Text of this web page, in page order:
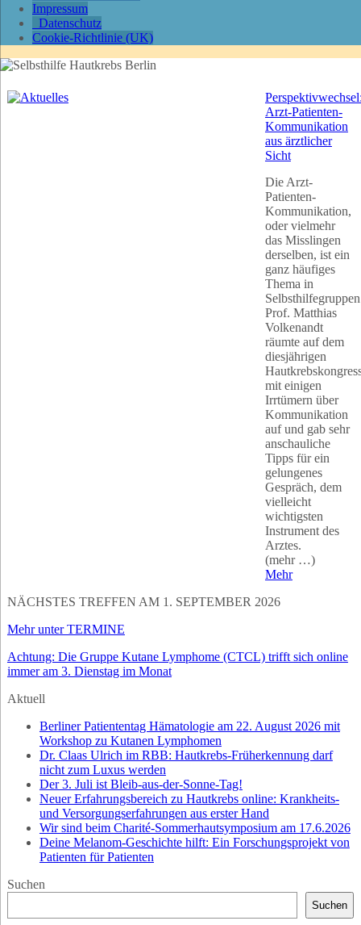
Impressum
Datenschutz
Cookie-Richtlinie (UK)
Arzt-Patienten-
Kommunikation
aus ärztlicher
Sicht
Die Arzt-
Patienten-
Kommunikation,
oder vielmehr
das Misslingen
derselben, ist ein
ganz häufiges
Thema in
Prof. Matthias
Volkenandt
räumte auf dem
diesjährigen
mit einigen
Irrtümern über
Kommunikation
auf und gab sehr
anschauliche
Tipps für ein
gelungenes
Gespräch, dem
vielleicht
wichtigsten
Instrument des
Arztes.
(mehr …)
Mehr
NÄCHSTES TREFFEN AM 1. SEPTEMBER 2026
Mehr unter TERMINE
Achtung: Die Gruppe Kutane Lymphome (CTCL) trifft sich online
immer am 3. Dienstag im Monat
Aktuell
Berliner Patiententag Hämatologie am 22. August 2026 mit
Workshop zu Kutanen Lymphomen
Dr. Claas Ulrich im RBB: Hautkrebs-Früherkennung darf
nicht zum Luxus werden
Der 3. Juli ist Bleib-aus-der-Sonne-Tag!
Neuer Erfahrungsbereich zu Hautkrebs online: Krankheits-
und Versorgungserfahrungen aus erster Hand
Wir sind beim Charité-Sommerhautsymposium am 17.6.2026
Deine Melanom-Geschichte hilft: Ein Forschungsprojekt von
Patienten für Patienten
Suchen
Suchen